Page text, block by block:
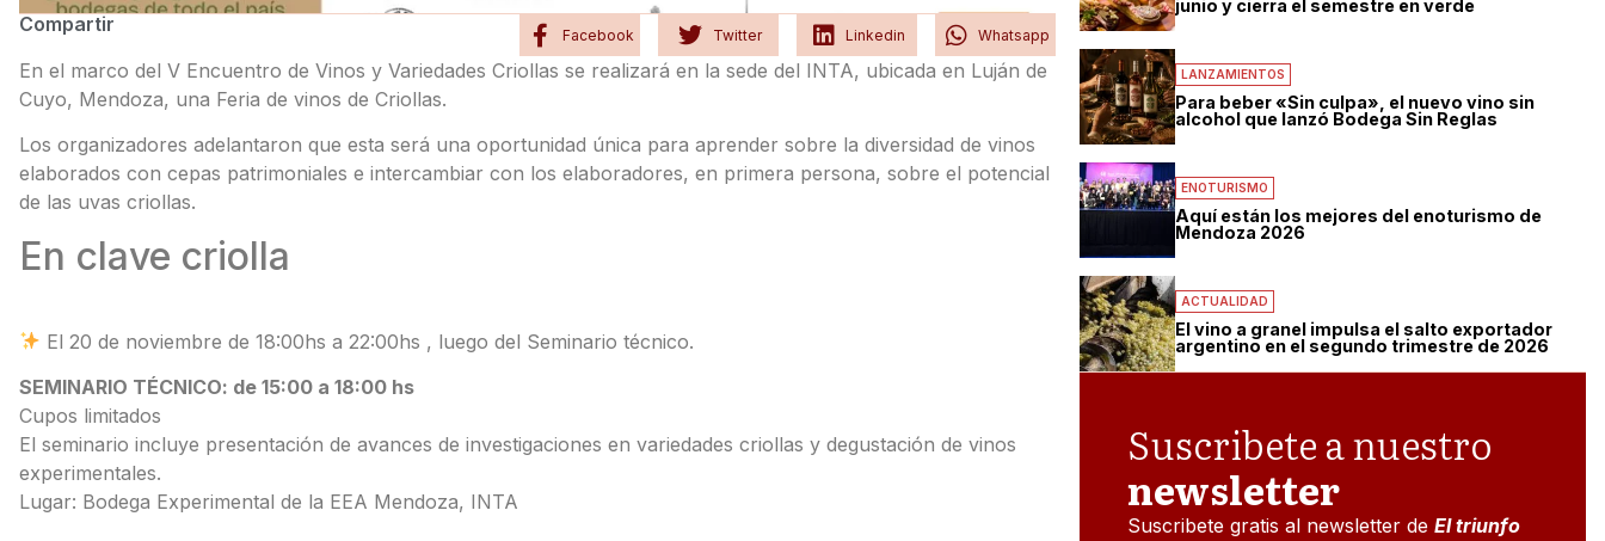
Compartir Facebook Twitter Linkedin Whatsapp
En el marco del V Encuentro de Vinos y Variedades Criollas se realizará en la sede del INTA, ubicada en Luján de
Cuyo, Mendoza, una Feria de vinos de Criollas.
Los organizadores adelantaron que esta será una oportunidad única para aprender sobre la diversidad de vinos
elaborados con cepas patrimoniales e intercambiar con los elaboradores, en primera persona, sobre el potencial
de las uvas criollas.
En clave criolla
El 20 de noviembre de 18:00hs a 22:00hs , luego del Seminario técnico.
SEMINARIO TÉCNICO: de 15:00 a 18:00 hs
Cupos limitados
El seminario incluye presentación de avances de investigaciones en variedades criollas y degustación de vinos
experimentales.
Lugar: Bodega Experimental de la EEA Mendoza, INTA
junio y cierra el semestre en verde
LANZAMIENTOS
Para beber «Sin culpa», el nuevo vino sin
alcohol que lanzó Bodega Sin Reglas
ENOTURISMO
Aquí están los mejores del enoturismo de
Mendoza 2026
ACTUALIDAD
El vino a granel impulsa el salto exportador
argentino en el segundo trimestre de 2026
Suscribete a nuestro
newsletter
Suscribete gratis al newsletter deEl triunfo